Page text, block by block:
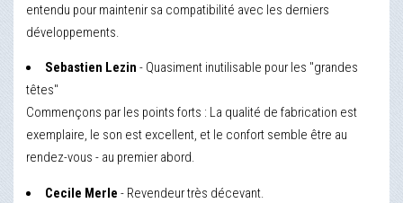
entendu pour maintenir sa compatibilité avec les derniers
développements.
Sebastien Lezin - Quasiment inutilisable pour les "grandes
têtes"
Commençons par les points forts : La qualité de fabrication est
exemplaire, le son est excellent, et le confort semble être au
rendez-vous - au premier abord.
Cecile Merle - Revendeur très décevant.